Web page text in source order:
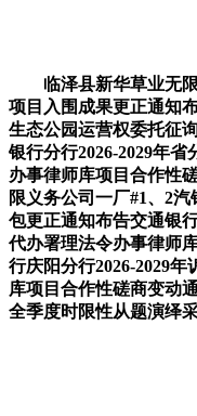
临泽县新华草业无限
项目入围成果更正通知
生态公园运营权委托征
银行分行2026-2029年
办事律师库项目合作性
限义务公司一厂#1、2
包更正通知布告交通银
代办署理法令办事律师
行庆阳分行2026-2029
库项目合作性磋商变动
全季度时限性从题演绎